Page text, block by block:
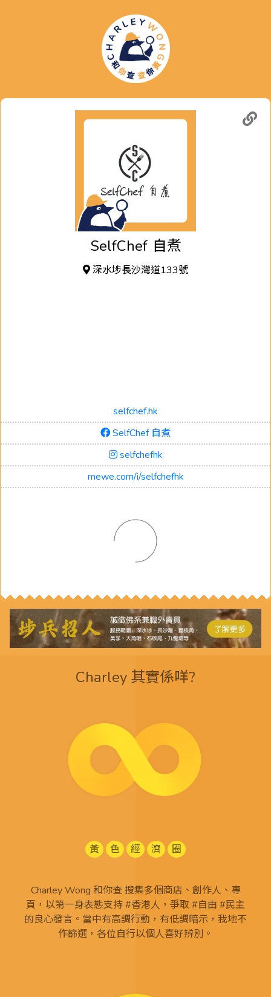
SelfChef 自煮
深水埗長沙灣道133號
selfchef.hk
SelfChef 自煮
selfchefhk
mewe.com/i/selfchefhk
Charley 其實係咩?
黃 色 經 濟 圈
Charley Wong 和你查 搜集多個商店、創作人、專
頁，以第一身表態支持 #香港人，爭取 #自由 #民主
的良心發言。當中有高調行動，有低調暗示，我地不
作篩選，各位自行以個人喜好辨別。